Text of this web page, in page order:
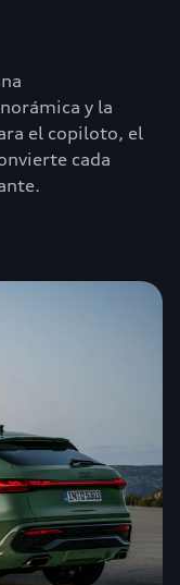
y la
el copiloto, el
cada